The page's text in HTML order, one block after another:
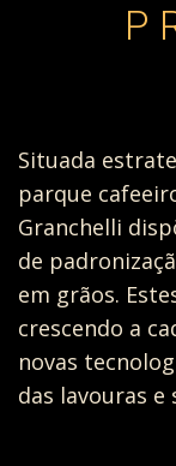
Situada
parque
Granchelli
de
em grãos.
crescendo a
novas
das lavouras e